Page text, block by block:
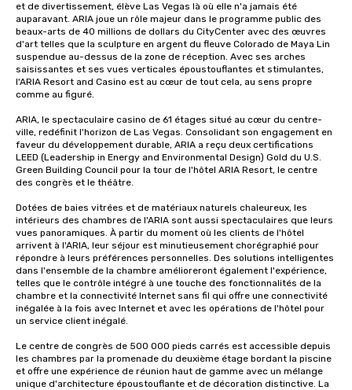
et de divertissement, élève Las Vegas là où elle n'a jamais été
auparavant. ARIA joue un rôle majeur dans le programme public des
beaux-arts de 40 millions de dollars du CityCenter avec des œuvres
d'art telles que la sculpture en argent du fleuve Colorado de Maya Lin
suspendue au-dessus de la zone de réception. Avec ses arches
saisissantes et ses vues verticales époustouflantes et stimulantes,
l'ARIA Resort and Casino est au cœur de tout cela, au sens propre
comme au figuré.
ARIA, le spectaculaire casino de 61 étages situé au cœur du centre-
ville, redéfinit l'horizon de Las Vegas. Consolidant son engagement en
faveur du développement durable, ARIA a reçu deux certifications
LEED (Leadership in Energy and Environmental Design) Gold du U.S.
Green Building Council pour la tour de l'hôtel ARIA Resort, le centre
des congrès et le théâtre.
Dotées de baies vitrées et de matériaux naturels chaleureux, les
intérieurs des chambres de l'ARIA sont aussi spectaculaires que leurs
vues panoramiques. À partir du moment où les clients de l'hôtel
arrivent à l'ARIA, leur séjour est minutieusement chorégraphié pour
répondre à leurs préférences personnelles. Des solutions intelligentes
dans l'ensemble de la chambre amélioreront également l'expérience,
telles que le contrôle intégré à une touche des fonctionnalités de la
chambre et la connectivité Internet sans fil qui offre une connectivité
inégalée à la fois avec Internet et avec les opérations de l'hôtel pour
un service client inégalé.
Le centre de congrès de 500 000 pieds carrés est accessible depuis
les chambres par la promenade du deuxième étage bordant la piscine
et offre une expérience de réunion haut de gamme avec un mélange
unique d'architecture époustouflante et de décoration distinctive. La